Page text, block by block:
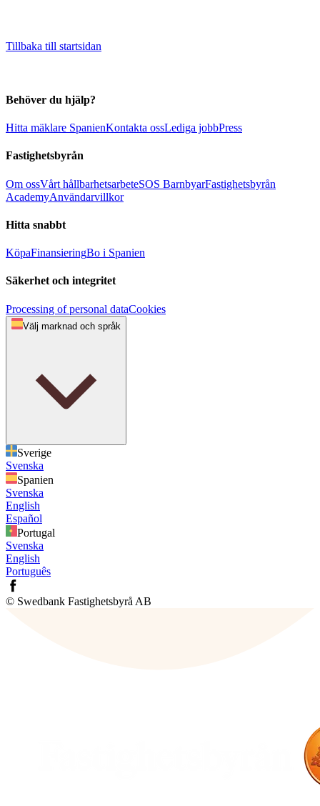
Tillbaka till startsidan
Behöver du hjälp?
Hitta mäklare SpanienKontakta ossLediga jobbPress
Fastighetsbyrån
Om ossVårt hållbarhetsarbeteSOS BarnbyarFastighetsbyrån
AcademyAnvändarvillkor
Hitta snabbt
KöpaFinansieringBo i Spanien
Säkerhet och integritet
Processing of personal dataCookies
Välj marknad och språk
Sverige
Svenska
Spanien
Svenska
English
Español
Portugal
Svenska
English
Português
© Swedbank Fastighetsbyrå AB